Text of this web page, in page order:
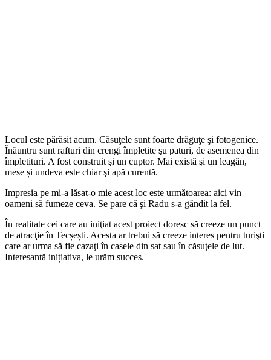
Locul este părăsit acum. Căsuţele sunt foarte drăguţe şi fotogenice.
Înăuntru sunt rafturi din crengi împletite şu paturi, de asemenea din
împletituri. A fost construit şi un cuptor. Mai există şi un leagăn,
mese și undeva este chiar şi apă curentă.
Impresia pe mi-a lăsat-o mie acest loc este următoarea: aici vin
oameni să fumeze ceva. Se pare că şi Radu s-a gândit la fel.
În realitate cei care au iniţiat acest proiect doresc să creeze un punct
de atracţie în Tecșești. Acesta ar trebui să creeze interes pentru turişti
care ar urma să fie cazaţi în casele din sat sau în căsuţele de lut.
Interesantă inițiativa, le urăm succes.